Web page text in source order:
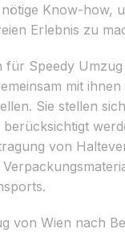
Know-how,
Erlebnis zu
für Speedy
mit
Sie stellen
von
von Wien nach